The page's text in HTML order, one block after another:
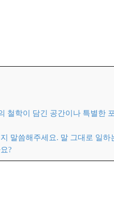
철학이 담긴 공간이나 특별한
말씀해주세요. 말 그대로 일하
?